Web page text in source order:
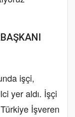
işçi,
yer aldı. İşçi
İşveren